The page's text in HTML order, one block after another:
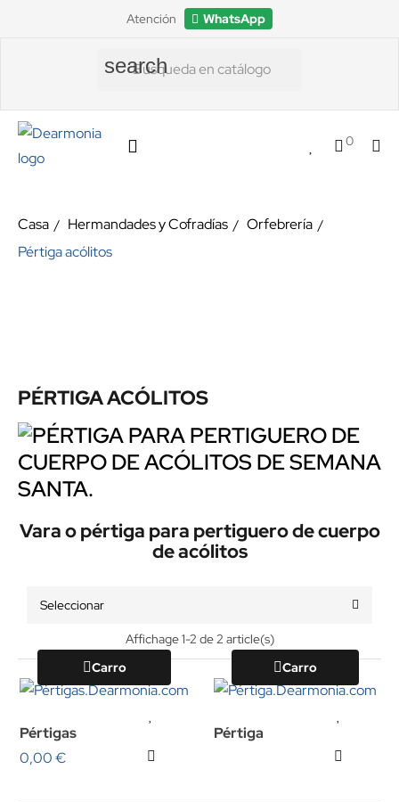
Atención WhatsApp
search
0
Casa Hermandades y Cofradías
Orfebrería
Pértiga acólitos
PÉRTIGA ACÓLITOS
Vara o pértiga para pertiguero de cuerpo
de acólitos
Seleccionar
Affichage 1-2 de 2 article(s)
Carro
Pértigas
0,00 €
Carro
Pértiga